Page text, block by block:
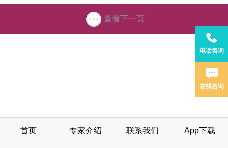
查看下一页
电话咨询
在线咨询
首页 专家介绍 联系我们 App下载